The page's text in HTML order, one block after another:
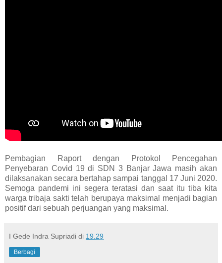
Pembagian Raport dengan Protokol Pencegahan
Penyebaran Covid 19 di SDN 3 Banjar Jawa masih akan
dilaksanakan secara bertahap sampai tanggal 17 Juni 2020.
Semoga pandemi ini segera teratasi dan saat itu tiba kita
warga tribaja sakti telah berupaya maksimal menjadi bagian
positif dari sebuah perjuangan yang maksimal.
I Gede Indra Supriadi di 19.29
Berbagi